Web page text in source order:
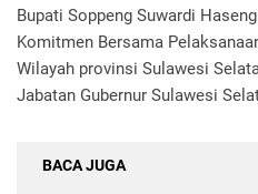
Bupati Soppeng Suwardi
Komitmen Bersama
Wilayah provinsi Sulawesi
Jabatan Gubernur Sulawesi
BACA JUGA